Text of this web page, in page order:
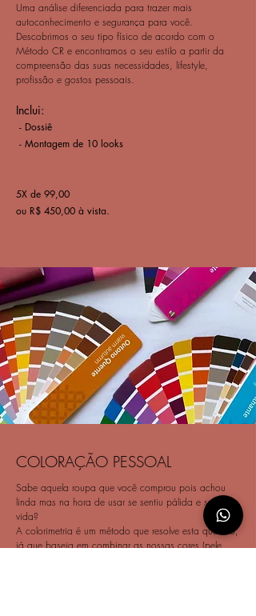
Uma análise diferenciada para trazer mais
autoconhecimento e segurança para você.
Descobrimos o seu tipo físico de acordo com o
Método CR e encontramos o seu estilo a partir da
compreensão das suas necessidades, lifestyle,
profissão e gostos pessoais.
Inclui:
- Dossiê
- Montagem de 10 looks
5X de 99,00
ou R$ 450,00 à vista.
COLORAÇÃO PESSOAL
Sabe aquela roupa que você comprou pois achou
linda mas na hora de usar se sentiu pálida e sem
vida?
A colorimetria é um método que resolve esta questão,
já que baseia em combinar as nossas cores (pele,